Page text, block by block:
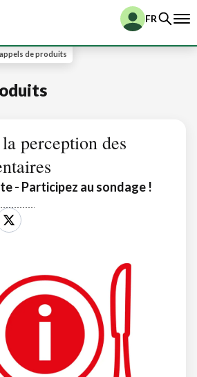
FR
de produits
perception des
- Participez au sondage !